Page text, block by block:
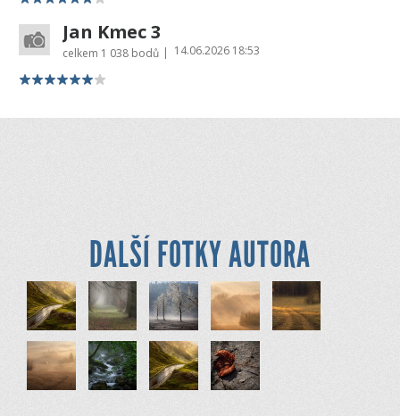
Jan Kmec 3
celkem 1 038 bodů 14.06.2026 18:53
DALŠÍ FOTKY AUTORA